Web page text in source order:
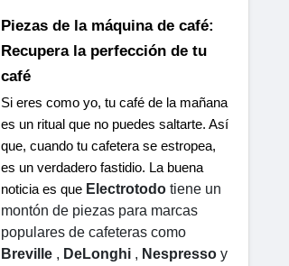
Piezas de la máquina de café:
Recupera la perfección de tu
café
Si eres como yo, tu café de la mañana
es un ritual que no puedes saltarte. Así
que, cuando tu cafetera se estropea,
es un verdadero fastidio. La buena
noticia es que Electrotodo tiene un
montón de piezas para marcas
Breville , DeLonghi , Nespresso